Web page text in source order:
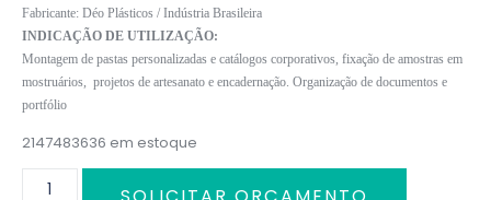
Fabricante: Déo Plásticos / Indústria Brasileira
INDICAÇÃO DE UTILIZAÇÃO:
Montagem de pastas personalizadas e catálogos corporativos, fixação de amostras em
mostruários, projetos de artesanato e encadernação. Organização de documentos e
portfólio
2147483636 em estoque